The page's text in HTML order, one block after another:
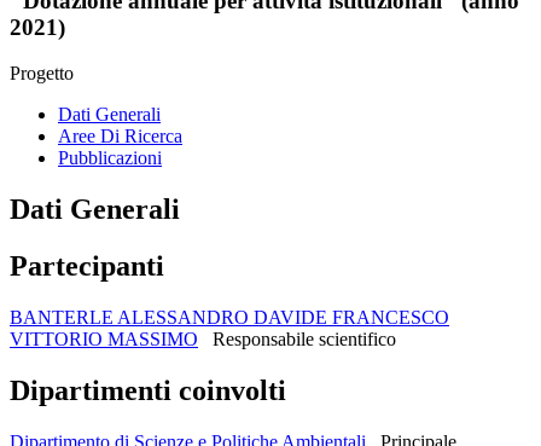
2021)
Progetto
Dati Generali
Aree Di Ricerca
Pubblicazioni
Dati Generali
Partecipanti
BANTERLE ALESSANDRO DAVIDE FRANCESCO
VITTORIO MASSIMO
Responsabile scientifico
Dipartimenti coinvolti
Dipartimento di Scienze e Politiche Ambientali Principale